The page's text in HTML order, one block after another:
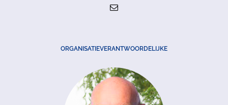
ORGANISATIEVERANTWOORDELIJKE